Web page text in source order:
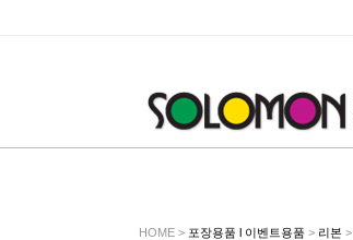
HOME > 포장용품 l 이벤트용품 > 리본 >